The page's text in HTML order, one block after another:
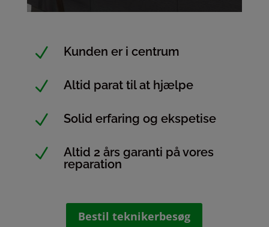
N Kunden er i centrum
N Altid parat til at hjælpe
N Solid erfaring og ekspetise
N
Altid 2 års garanti på vores
reparation
Bestil teknikerbesøg